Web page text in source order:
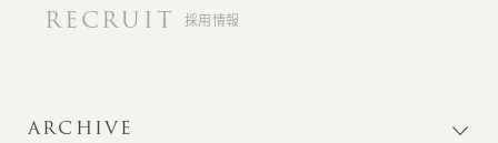
RECRUIT 採用情報
ARCHIVE